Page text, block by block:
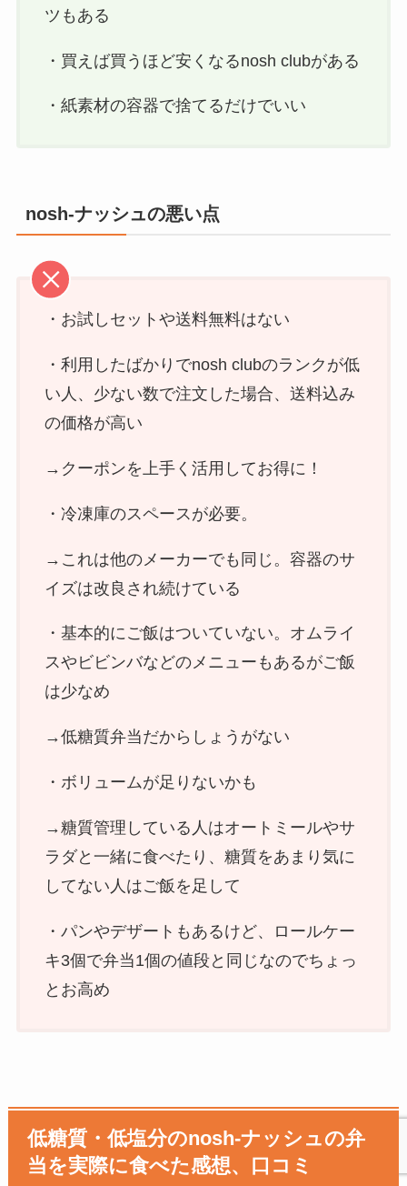
ツもある
・買えば買うほど安くなるnosh clubがある
・紙素材の容器で捨てるだけでいい
nosh-ナッシュの悪い点
・お試しセットや送料無料はない
・利用したばかりでnosh clubのランクが低
い人、少ない数で注文した場合、送料込み
の価格が高い
→クーポンを上手く活用してお得に！
・冷凍庫のスペースが必要。
→これは他のメーカーでも同じ。容器のサ
イズは改良され続けている
・基本的にご飯はついていない。オムライ
スやビビンバなどのメニューもあるがご飯
は少なめ
→低糖質弁当だからしょうがない
・ボリュームが足りないかも
→糖質管理している人はオートミールやサ
ラダと一緒に食べたり、糖質をあまり気に
してない人はご飯を足して
・パンやデザートもあるけど、ロールケー
キ3個で弁当1個の値段と同じなのでちょっ
とお高め
低糖質・低塩分のnosh-ナッシュの弁
当を実際に食べた感想、口コミ